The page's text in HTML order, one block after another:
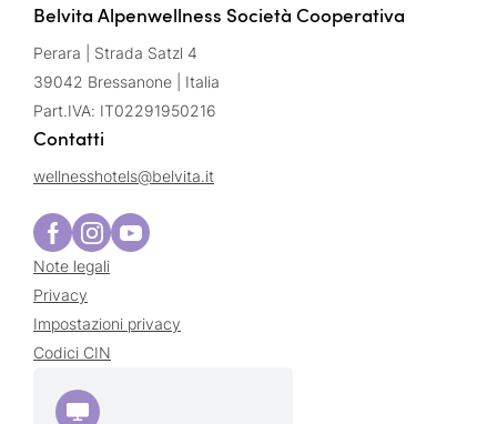
Belvita Alpenwellness Società Cooperativa
Perara | Strada Satzl 4
39042 Bressanone | Italia
Part.IVA: IT02291950216
Contatti
wellnesshotels@belvita.it
Note legali
Privacy
Impostazioni privacy
Codici CIN